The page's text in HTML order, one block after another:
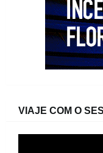
VIAJE COM O